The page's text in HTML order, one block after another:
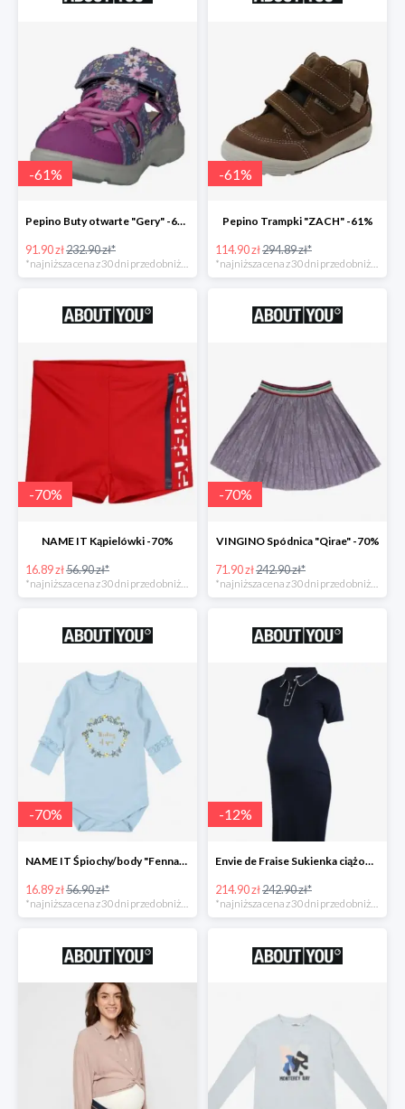
-61%
Pepino Buty otwarte "Gery" -61%
91.90 zł232.90 zł*
-61%
Pepino Trampki "ZACH" -61%
114.90 zł294.89 zł*
-70%
NAME IT Kąpielówki -70%
16.89 zł56.90 zł*
-70%
VINGINO Spódnica "Qirae" -70%
71.90 zł242.90 zł*
-70%
NAME IT Śpiochy/body "Fenna" -70%
16.89 zł56.90 zł*
*najniższa cena z 30 dni przed obniżką
-12%
Envie de Fraise Sukienka ciążowa "Chantal" -12%
214.90 zł242.90 zł*
*najniższa cena z 30 dni przed obniżką